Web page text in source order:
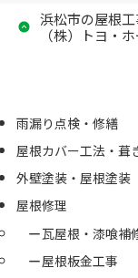
浜松市の屋根
（株）トヨ・
雨漏り点検・修繕
屋根カバー工法・葺
外壁塗装・屋根塗装
屋根修理
瓦屋根・漆喰補
屋根板金工事